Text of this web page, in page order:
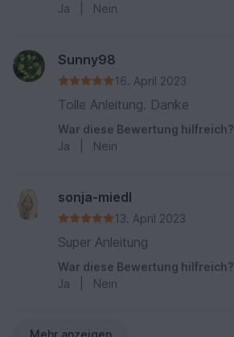
Ja
Nein
Sunny98
16. April 2023
Tolle Anleitung. Danke
War diese Bewertung hilfreich?
Ja
Nein
sonja-miedl
13. April 2023
Super Anleitung
War diese Bewertung hilfreich?
Ja
Nein
Mehr anzeigen